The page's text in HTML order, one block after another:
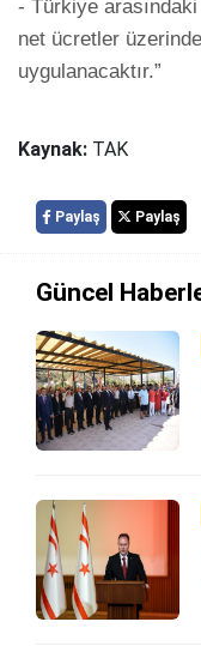
- Türkiye arasındaki
net ücretler
uygulanacaktır.”
Kaynak: TAK
Paylaş Paylaş
Güncel